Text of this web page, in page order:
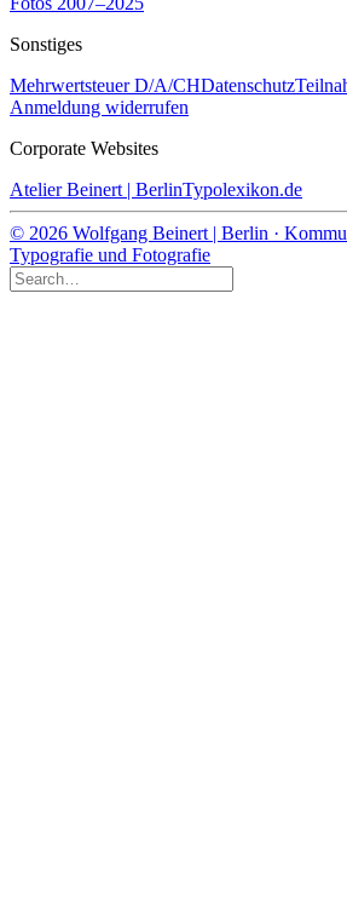
Sonstiges
Mehrwertsteuer D/A/CHDatenschutz
Anmeldung widerrufen
Corporate Websites
Atelier Beinert | BerlinTypolexikon.de
© 2026 Wolfgang Beinert | Berlin ·
Typografie und Fotografie